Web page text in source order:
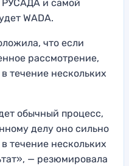
и самой
WADA.
что если
рассмотрение,
течение нескольких
обычный процесс,
делу оно сильно
течение нескольких
— резюмировала